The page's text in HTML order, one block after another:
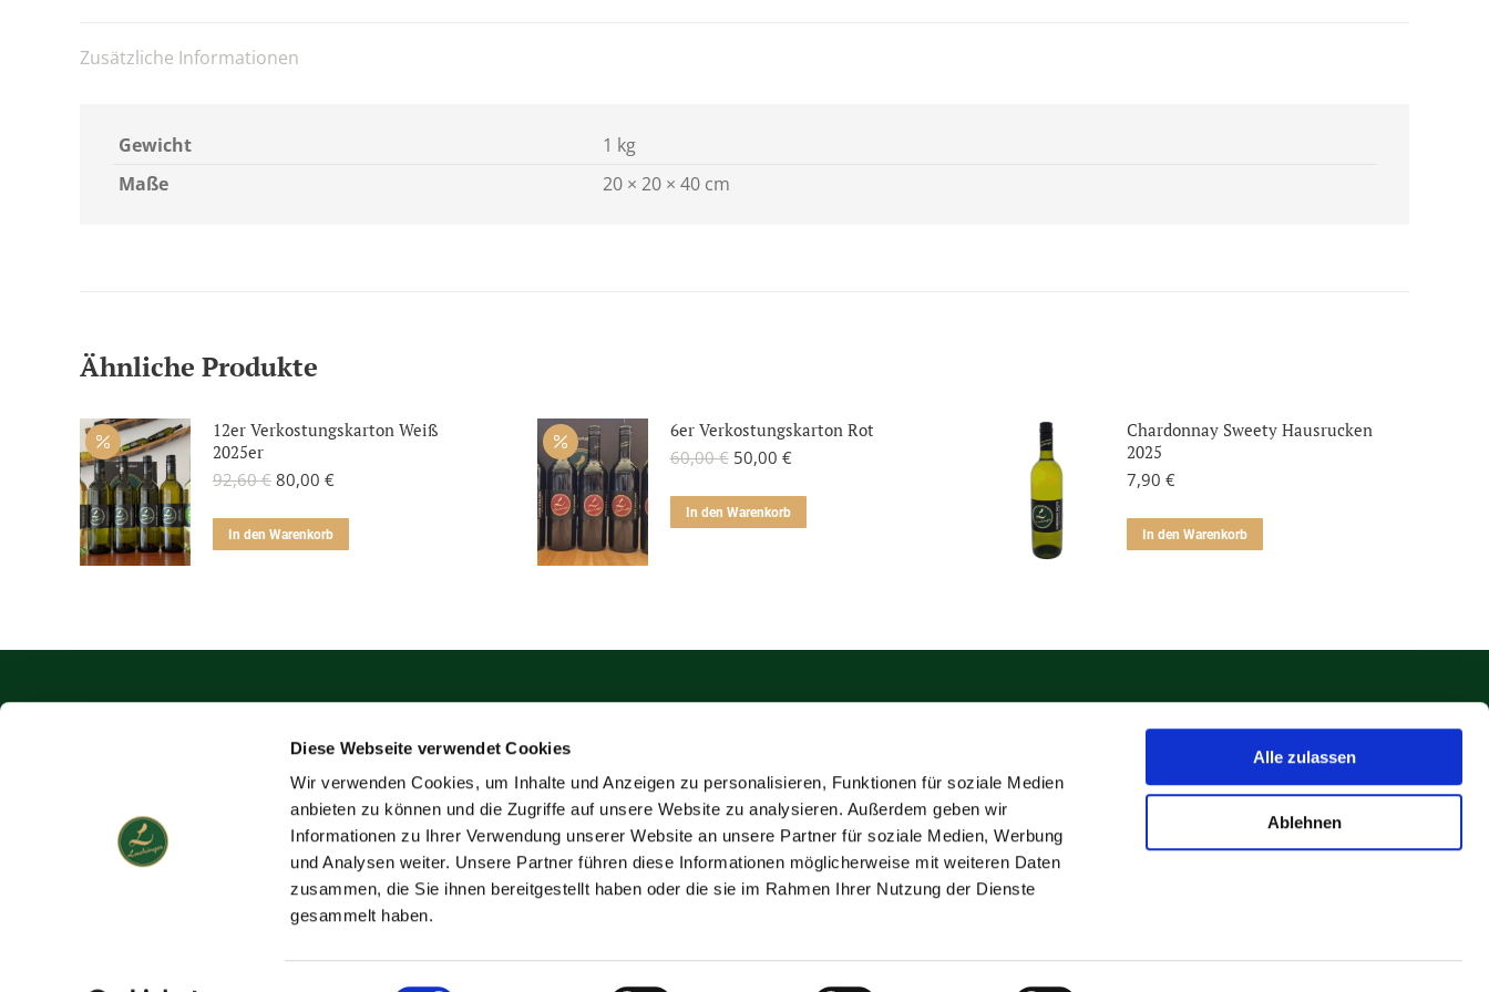
Diese Webseite verwendet Cookies
Wir verwenden Cookies, um Inhalte und Anzeigen zu personalisieren, Funktionen für soziale Medien
anbieten zu können und die Zugriffe auf unsere Website zu analysieren. Außerdem geben wir
Informationen zu Ihrer Verwendung unserer Website an unsere Partner für soziale Medien, Werbung
und Analysen weiter. Unsere Partner führen diese Informationen möglicherweise mit weiteren Daten
zusammen, die Sie ihnen bereitgestellt haben oder die sie im Rahmen Ihrer Nutzung der Dienste
gesammelt haben.
Alle zulassen
Ablehnen
Zusätzliche Informationen
Gewicht
1 kg
Maße
20 × 20 × 40 cm
Ähnliche Produkte
12er Verkostungskarton Weiß
2025er
92,60€ Ursprünglicher
war:
92,60 €
80,00 €
ist:
80,00 €.
In den Warenkorb
6er Verkostungskarton Rot
60,00€ Ursprünglicher
war:
60,00 €
50,00 €Aktueller
ist:
50,00 €.
In den Warenkorb
Chardonnay Sweety Hausrucken
2025
7,90 €
In den Warenkorb
Hauptstraße 18, 2242 Prottes
Tel.: 02282/4700
Mobil: 0699/12766527
E-Mail: office@lachinger-wein.at
Weine
Kontakt